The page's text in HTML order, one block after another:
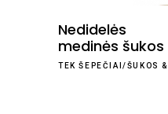
Nedidelės
medinės šukos
TEK ŠEPEČIAI/ŠUKOS &